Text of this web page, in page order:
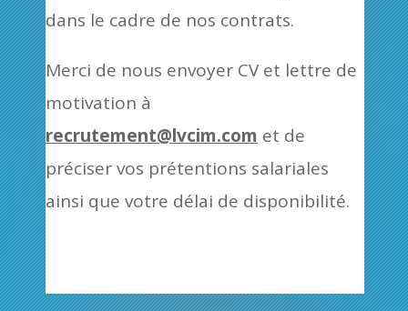
dans le cadre de nos contrats.
Merci de nous envoyer CV et lettre de
motivation à
recrutement@lvcim.com et de
préciser vos prétentions salariales
ainsi que votre délai de disponibilité.